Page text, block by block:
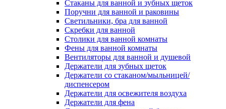
Стаканы для ванной и зубных щеток
Поручни для ванной и раковины
Светильники, бра для ванной
Скребки для ванной
Столики для ванной комнаты
Фены для ванной комнаты
Вентиляторы для ванной и душевой
Держатели для зубных щеток
Держатели со стаканом/мыльницей/
диспенсером
Держатели для освежителя воздуха
Держатели для фена